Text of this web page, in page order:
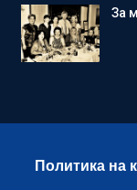
Зa
Политика на